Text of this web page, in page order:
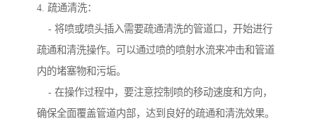
4. 疏通清洗：
- 将喷或喷头插入需要疏通清洗的管道口，开始进行
疏通和清洗操作。可以通过喷的喷射水流来冲击和管道
内的堵塞物和污垢。
- 在操作过程中，要注意控制喷的移动速度和方向，
确保全面覆盖管道内部，达到良好的疏通和清洗效果。